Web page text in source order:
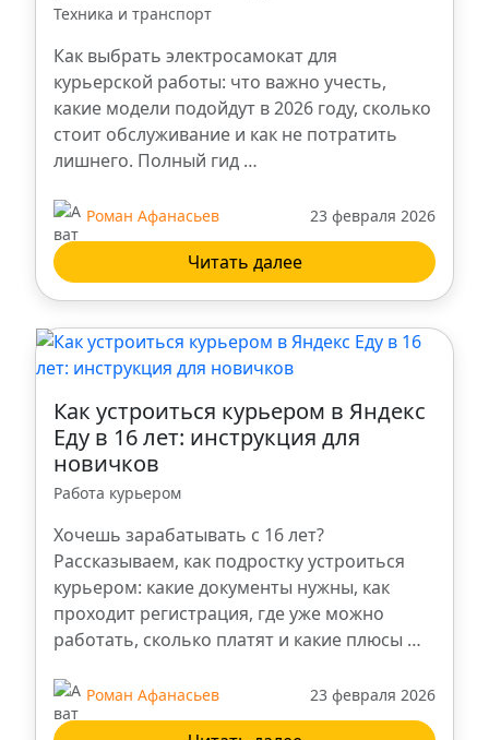
Техника и транспорт
Как выбрать электросамокат для
курьерской работы: что важно учесть,
какие модели подойдут в 2026 году, сколько
стоит обслуживание и как не потратить
лишнего. Полный гид …
Роман Афанасьев 23 февраля 2026
Читать далее
Как устроиться курьером в Яндекс
Еду в 16 лет: инструкция для
новичков
Работа курьером
Хочешь зарабатывать с 16 лет?
Рассказываем, как подростку устроиться
курьером: какие документы нужны, как
проходит регистрация, где уже можно
работать, сколько платят и какие плюсы …
Роман Афанасьев 23 февраля 2026